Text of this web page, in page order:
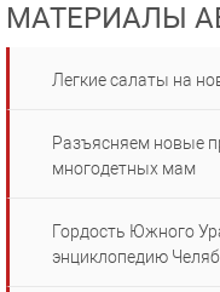
МАТЕРИАЛЫ
Легкие салаты на
Разъясняем новые
многодетных мам
Гордость Южного
энциклопедию